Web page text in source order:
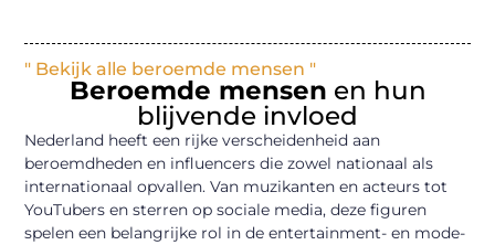
" Bekijk alle beroemde mensen "
Beroemde mensen en hun
blijvende invloed
Nederland heeft een rijke verscheidenheid aan
beroemdheden en influencers die zowel nationaal als
internationaal opvallen. Van muzikanten en acteurs tot
YouTubers en sterren op sociale media, deze figuren
spelen een belangrijke rol in de entertainment- en mode-